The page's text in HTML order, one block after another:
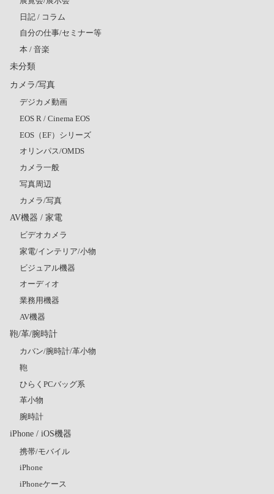
日記 / コラム
自分の仕事/セミナー等
本 / 音楽
未分類
カメラ/写真
デジカメ動画
EOS R / Cinema EOS
EOS（EF）シリーズ
オリンパス/OMDS
カメラ一般
写真周辺
カメラ/写真
AV機器 / 家電
ビデオカメラ
家電/インテリア/小物
ビジュアル機器
オーディオ
業務用機器
AV機器
鞄/革/腕時計
カバン/腕時計/革小物
鞄
ひらくPCバッグ系
革小物
腕時計
iPhone / iOS機器
携帯/モバイル
iPhone
iPhoneケース